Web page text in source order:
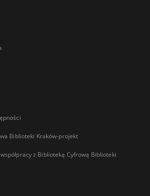
Biblioteki Kraków-projekt
z Biblioteką Cyfrową Biblioteki